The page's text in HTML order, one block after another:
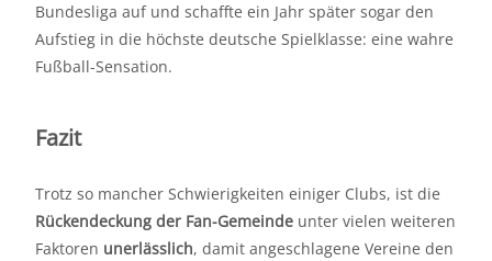
Bundesliga auf und schaffte ein Jahr später sogar den
Aufstieg in die höchste deutsche Spielklasse: eine wahre
Fußball-Sensation.
Fazit
Trotz so mancher Schwierigkeiten einiger Clubs, ist die
Rückendeckung der Fan-Gemeinde unter vielen weiteren
Faktoren unerlässlich, damit angeschlagene Vereine den